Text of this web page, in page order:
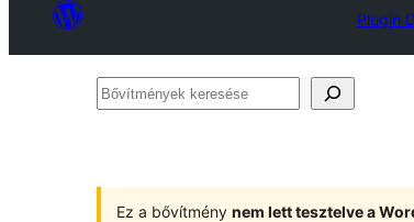
Plugin
Bővítmények
Ez a bővítmény nem lett tesztelve a